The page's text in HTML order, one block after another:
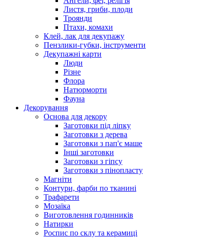
Листя, гриби, плоди
Троянди
Птахи, комахи
Клей, лак для декупажу
Пензлики-губки, інструменти
Декупажні карти
Люди
Різне
Флора
Натюрморти
Фауна
Декорування
Основа для декору
Заготовки під ліпку
Заготовки з дерева
Заготовки з пап'є маше
Інші заготовки
Заготовки з гіпсу
Заготовки з пінопласту
Магніти
Контури, фарби по тканині
Трафарети
Мозаїка
Виготовлення годинників
Натирки
Роспис по склу та керамиці